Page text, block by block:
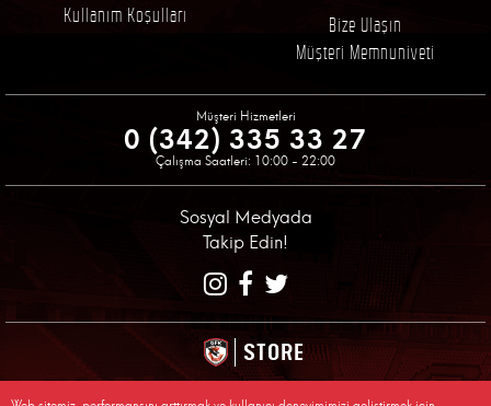
Kullanım Koşulları
Bize Ulaşın
Müşteri Memnuniyeti
Müşteri Hizmetleri
0 (342) 335 33 27
Çalışma Saatleri: 10:00 - 22:00
Sosyal Medyada
Takip Edin!
STORE